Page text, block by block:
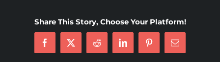
Share This Story, Choose Your Platform!
Facebook
X Reddit LinkedInPinterestEmail